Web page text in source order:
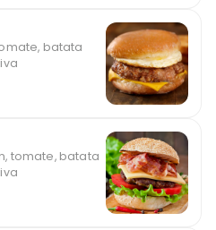
batata
tomate, batata